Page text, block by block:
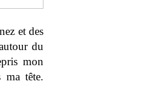
et des
du
mon
ma tête.